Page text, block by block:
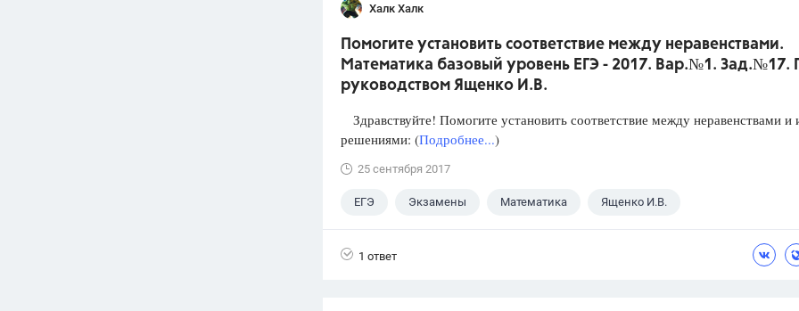
Халк Халк
Помогите установить соответствие между неравенствами.
Математика базовый уровень ЕГЭ - 2017. Вар.№1. Зад.№17.
руководством Ященко И.В.
Здравствуйте! Помогите установить соответствие между неравенствами и
решениями: (Подробнее...)
25 сентября 2017
ЕГЭ Экзамены Математика Ященко И.В.
1 ответ